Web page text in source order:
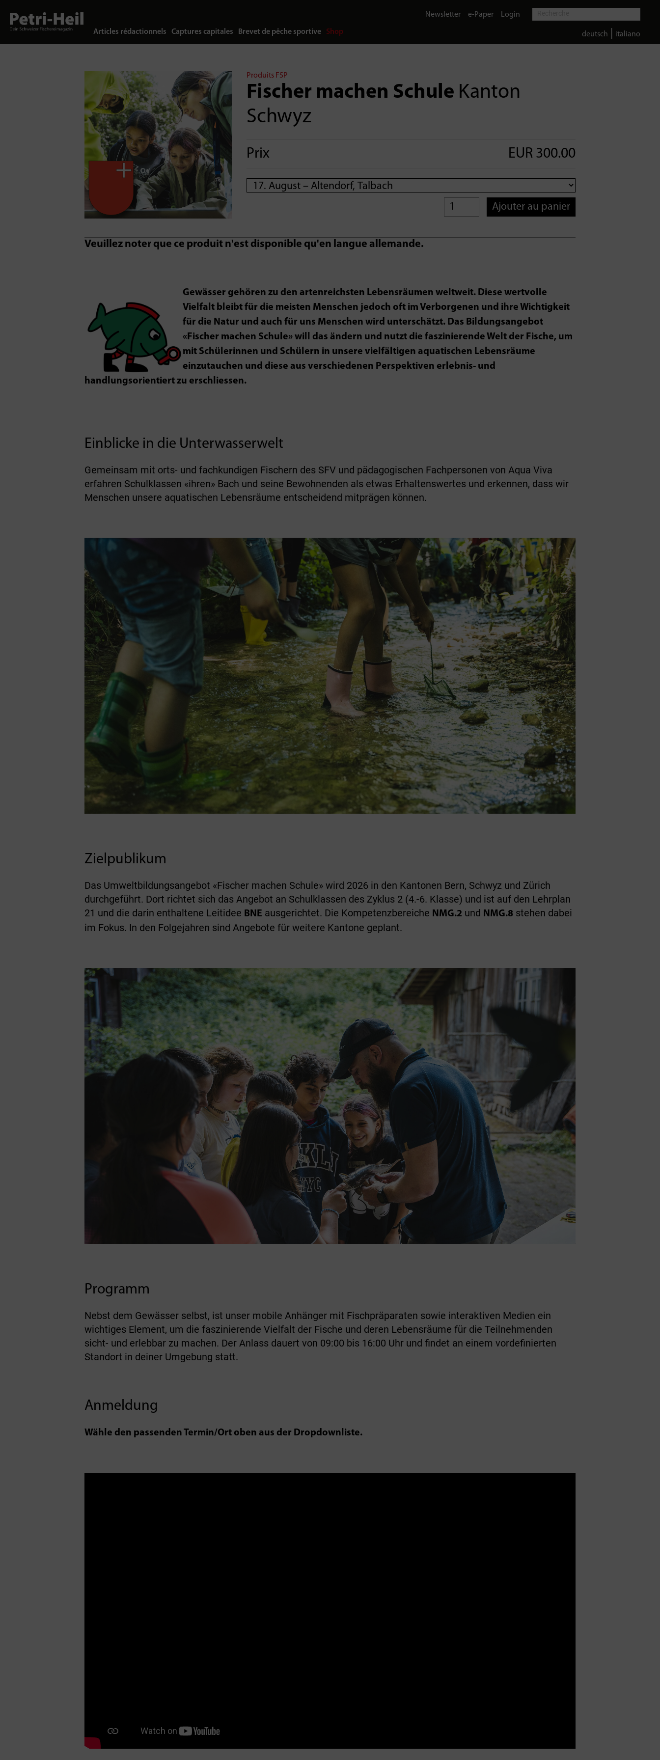
Articles rédactionnels Captures capitales Brevet de pêche sportive Shop
Newsletter e-Paper Login
deutsch italiano
Produits FSP
Fischer machen Schule Kanton
Schwyz
Prix EUR 300.00
Ajouter au panier
Veuillez noter que ce produit n'est disponible qu'en langue allemande.
Gewässer gehören zu den artenreichsten Lebensräumen weltweit. Diese wertvolle
Vielfalt bleibt für die meisten Menschen jedoch oft im Verborgenen und ihre Wichtigkeit
für die Natur und auch für uns Menschen wird unterschätzt. Das Bildungsangebot
«Fischer machen Schule» will das ändern und nutzt die faszinierende Welt der Fische, um
mit Schülerinnen und Schülern in unsere vielfältigen aquatischen Lebensräume
einzutauchen und diese aus verschiedenen Perspektiven erlebnis- und
handlungsorientiert zu erschliessen.
Einblicke in die Unterwasserwelt
Gemeinsam mit orts- und fachkundigen Fischern des SFV und pädagogischen Fachpersonen von Aqua Viva
erfahren Schulklassen «ihren» Bach und seine Bewohnenden als etwas Erhaltenswertes und erkennen, dass wir
Menschen unsere aquatischen Lebensräume entscheidend mitprägen können.
Zielpublikum
Das Umweltbildungsangebot «Fischer machen Schule» wird 2026 in den Kantonen Bern, Schwyz und Zürich
durchgeführt. Dort richtet sich das Angebot an Schulklassen des Zyklus 2 (4.-6. Klasse) und ist auf den Lehrplan
21 und die darin enthaltene Leitidee BNE ausgerichtet. Die Kompetenzbereiche NMG.2 und NMG.8 stehen dabei
im Fokus. In den Folgejahren sind Angebote für weitere Kantone geplant.
Programm
Nebst dem Gewässer selbst, ist unser mobile Anhänger mit Fischpräparaten sowie interaktiven Medien ein
wichtiges Element, um die faszinierende Vielfalt der Fische und deren Lebensräume für die Teilnehmenden
sicht- und erlebbar zu machen. Der Anlass dauert von 09:00 bis 16:00 Uhr und findet an einem vordefinierten
Standort in deiner Umgebung statt.
Anmeldung
Wähle den passenden Termin/Ort oben aus der Dropdownliste.